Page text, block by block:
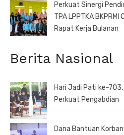
Perkuat Sinergi
TPA LPPTKA
Rapat Kerja Bulanan
Berita Nasional
Hari Jadi Pati ke-703,
Perkuat Pengabdian
Dana Bantuan